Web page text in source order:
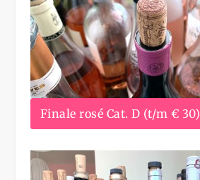
Finale rosé Cat. D (t/m € 30)